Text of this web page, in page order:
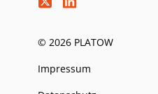
© 2026 PLATOW
Impressum